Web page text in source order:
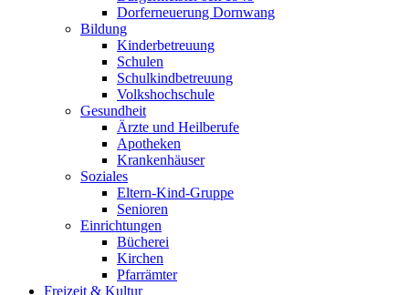
Dorferneuerung Dornwang
Bildung
Kinderbetreuung
Schulen
Schulkindbetreuung
Volkshochschule
Gesundheit
Ärzte und Heilberufe
Apotheken
Krankenhäuser
Soziales
Eltern-Kind-Gruppe
Senioren
Einrichtungen
Bücherei
Kirchen
Pfarrämter
Freizeit & Kultur